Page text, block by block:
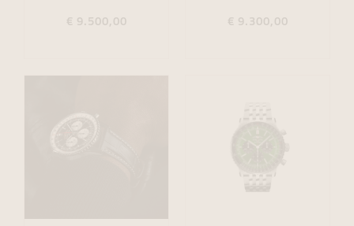
€ 9.500,00 € 9.300,00